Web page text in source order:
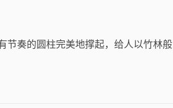
节奏的圆柱完美地撑起，给人以竹林般